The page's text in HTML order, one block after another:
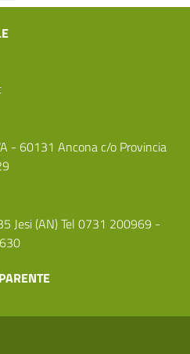
- 60131 Ancona c/o Provincia
Jesi (AN) Tel 0731 200969 -